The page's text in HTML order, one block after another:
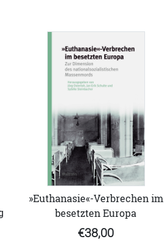
»Euthanasie«-Verbrechen im
besetzten Europa
€38,00